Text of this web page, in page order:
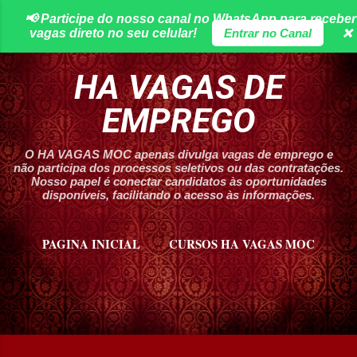
Pular para o conteúdo principal
HA VAGAS DE
EMPREGO
O HA VAGAS MOC apenas divulga vagas de emprego e
não participa dos processos seletivos ou das contratações.
Nosso papel é conectar candidatos às oportunidades
disponíveis, facilitando o acesso às informações.
📢 Participe do nosso canal no WhatsApp para receber
vagas direto no seu celular!
Entrar no Canal ❌
PAGINA INICIAL CURSOS HA VAGAS MOC